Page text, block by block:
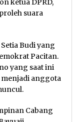
ketua DPRD,
suara
Budi yang
Pacitan.
yang saat ini
anggota
Cabang